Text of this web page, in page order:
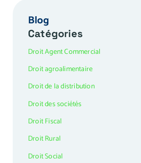
Blog
Catégories
Droit Agent Commercial
Droit agroalimentaire
Droit de la distribution
Droit des sociétés
Droit Fiscal
Droit Rural
Droit Social